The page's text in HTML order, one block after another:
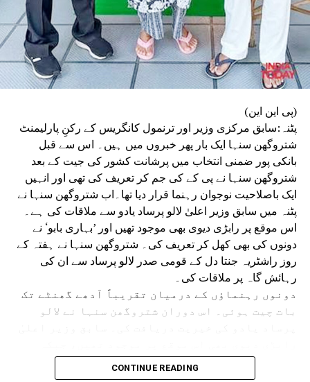
(پی این این)
پٹنہ:سابق مرکزی وزیر اور ترنمول کانگریس کے رکنِ پارلیمنٹ
شتروگھن سنہا ایک بار پھر خبروں میں ہیں۔ اس سے قبل
بانکی پور ضمنی انتخاب میں پرشانت کشور کی جیت کے بعد
شتروگھن سنہا نے پی کے کی جم کر تعریف کی تھی اور انہیں
ایک باصلاحیت نوجوان رہنما قرار دیا تھا۔اب شتروگھن سنہا نے
پٹنہ میں سابق وزیر اعلیٰ لالو پرساد یادو سے ملاقات کی ہے۔
اس موقع پر رابڑی دیوی بھی موجود تھیں اور ’بہاری بابو‘ نے
دونوں کی بھی کھل کر تعریف کی۔ شتروگھن سنہا نے ہفتہ کے
روز راشٹریہ جنتا دل کے قومی صدر لالو پرساد سے ان کی
رہائش گاہ پر ملاقات کی۔
دونوں رہنماؤں کے درمیان تقریباً آدھے گھنٹے تک
بات چیت ہوئی۔ اس دوران شتروگھن سنہا نے لالو
قائدِ حزبِ اختلاف تیجسوی یادو اس وقت وہاں موجود
نہیں تھے۔ملاقات کے بعد شتروگھن سنہا نے کہا کہ
CONTINUE READING